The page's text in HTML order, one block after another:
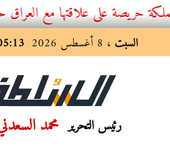
علاقتها مع العراق حكومة...
السبت ، 8 أغسطس 2026 05:13
رئيس التحرير محمد